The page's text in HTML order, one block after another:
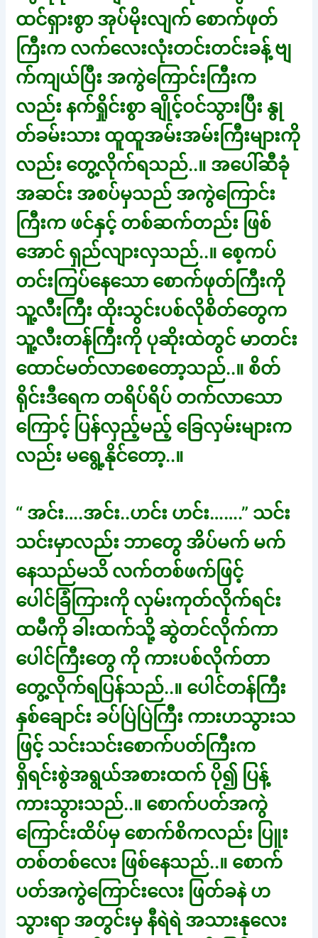
ထင်ရှားစွာ အုပ်မိုးလျက် စောက်ဖုတ်
ကြီးက လက်လေးလုံးတင်းတင်းခန့် ဗျ
က်ကျယ်ပြီး အကွဲကြောင်းကြီးက
လည်း နက်ရှိုင်းစွာ ချိုင့်ဝင်သွားပြီး နွု
တ်ခမ်းသား ထူထူအမ်းအမ်းကြီးများကို
လည်း တွေ့လိုက်ရသည်..။ အပေါ်ဆီခုံ
အဆင်း အစပ်မှသည် အကွဲကြောင်း
ကြီးက ဖင်နှင့် တစ်ဆက်တည်း ဖြစ်
အောင် ရှည်လျားလှသည်..။ စေ့ကပ်
တင်းကြပ်နေသော စောက်ဖုတ်ကြီးကို
သူ့လီးကြီး ထိုးသွင်းပစ်လိုစိတ်တွေက
သူ့လီးတန်ကြီးကို ပုဆိုးထဲတွင် မာတင်း
ထောင်မတ်လာစေတော့သည်..။ စိတ်
ရိုင်းဒီရေက တရိပ်ရိပ် တက်လာသော
ကြောင့် ပြန်လှည့်မည့် ခြေလှမ်းများက
လည်း မရွေ့နိုင်တော့..။
“ အင်း….အင်း..ဟင်း ဟင်း…….” သင်း
သင်းမှာလည်း ဘာတွေ အိပ်မက် မက်
နေသည်မသိ လက်တစ်ဖက်ဖြင့်
ပေါင်ခြံကြားကို လှမ်းကုတ်လိုက်ရင်း
ထမီကို ခါးထက်သို့ ဆွဲတင်လိုက်ကာ
ပေါင်ကြီးတွေ ကို ကားပစ်လိုက်တာ
တွေ့လိုက်ရပြန်သည်..။ ပေါင်တန်ကြီး
နှစ်ချောင်း ခပ်ပြဲပြဲကြီး ကားဟသွားသ
ဖြင့် သင်းသင်းစောက်ပတ်ကြီးက
ရှိရင်းစွဲအရွယ်အစားထက် ပို၍ ပြန့်
ကားသွားသည်..။ စောက်ပတ်အကွဲ
ကြောင်းထိပ်မှ စောက်စိကလည်း ပြူး
တစ်တစ်လေး ဖြစ်နေသည်..။ စောက်
ပတ်အကွဲကြောင်းလေး ဖြတ်ခနဲ ဟ
သွားရာ အတွင်းမှ နီရဲရဲ အသားနုလေး